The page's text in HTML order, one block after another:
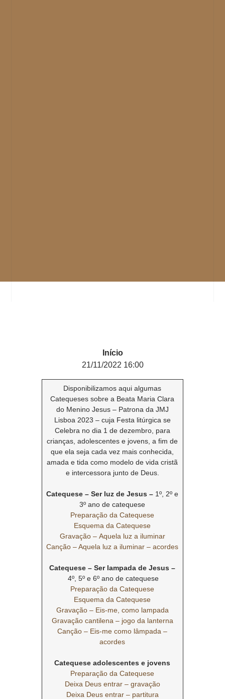
Início
21/11/2022 16:00
Disponibilizamos aqui algumas
Catequeses sobre a Beata Maria Clara
do Menino Jesus – Patrona da JMJ
Lisboa 2023 – cuja Festa litúrgica se
Celebra no dia 1 de dezembro, para
crianças, adolescentes e jovens, a fim de
que ela seja cada vez mais conhecida,
amada e tida como modelo de vida cristã
e intercessora junto de Deus.
Catequese – Ser luz de Jesus – 1º, 2º e
3º ano de catequese
Preparação da Catequese
Esquema da Catequese
Gravação – Aquela luz a iluminar
Canção – Aquela luz a iluminar – acordes
Catequese – Ser lampada de Jesus –
4º, 5º e 6º ano de catequese
Preparação da Catequese
Esquema da Catequese
Gravação – Eis-me, como lampada
Gravação cantilena – jogo da lanterna
Canção – Eis-me como lâmpada –
acordes
Catequese adolescentes e jovens
Preparação da Catequese
Deixa Deus entrar – gravação
Deixa Deus entrar – partitura